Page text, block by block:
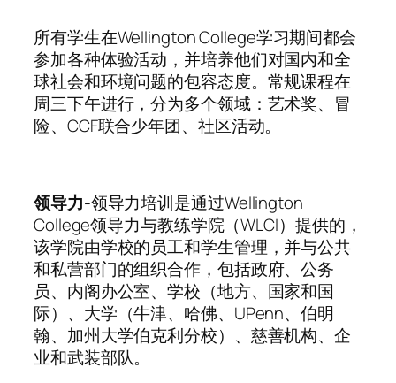
所有学生在Wellington College学习期间都会
参加各种体验活动，并培养他们对国内和全
球社会和环境问题的包容态度。常规课程在
周三下午进行，分为多个领域：艺术奖、冒
险、CCF联合少年团、社区活动。
领导力-领导力培训是通过Wellington
College领导力与教练学院（WLCI）提供的，
该学院由学校的员工和学生管理，并与公共
和私营部门的组织合作，包括政府、公务
员、内阁办公室、学校（地方、国家和国
际）、大学（牛津、哈佛、UPenn、伯明
翰、加州大学伯克利分校）、慈善机构、企
业和武装部队。